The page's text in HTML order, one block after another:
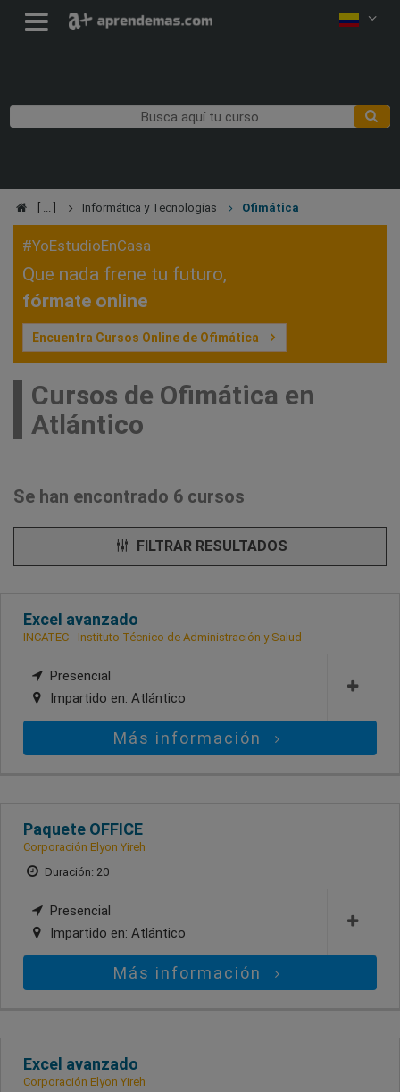
Informática y Tecnologías Ofimática
#YoEstudioEnCasa
Que nada frene tu futuro,
fórmate online
Encuentra Cursos Online de Ofimática
Cursos de Ofimática en
Atlántico
Se han encontrado 6 cursos
FILTRAR RESULTADOS
Excel avanzado
INCATEC - Instituto Técnico de Administración y Salud
Presencial
Impartido en: Atlántico
Más información
Paquete OFFICE
Corporación Elyon Yireh
Duración: 20
Presencial
Impartido en: Atlántico
Más información
Excel avanzado
Corporación Elyon Yireh